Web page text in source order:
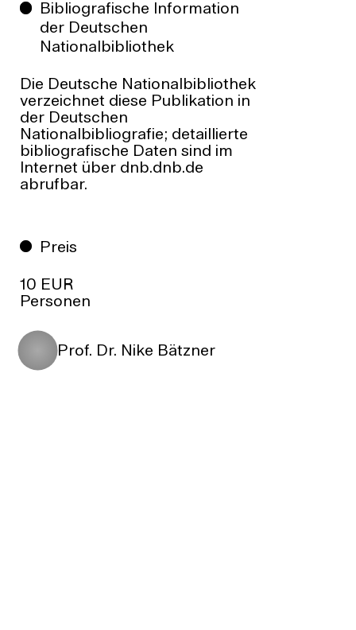
Bibliografische Information
der Deutschen
Nationalbibliothek
Die Deutsche Nationalbibliothek
verzeichnet diese Publikation in
der Deutschen
Nationalbibliografie; detaillierte
bibliografische Daten sind im
Internet über dnb.dnb.de
abrufbar.
Preis
10 EUR
Personen
Prof. Dr. Nike Bätzner